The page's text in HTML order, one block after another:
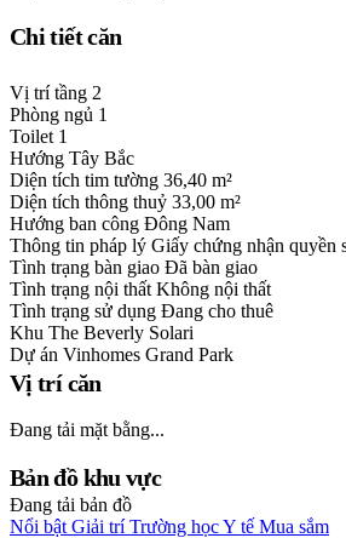
Chi tiết căn
Vị trí tầng 2
Phòng ngủ 1
Toilet 1
Hướng Tây Bắc
Diện tích tim tường 36,40 m²
Diện tích thông thuỷ 33,00 m²
Hướng ban công Đông Nam
Thông tin pháp lý Giấy chứng nhận quyền
Tình trạng bàn giao Đã bàn giao
Tình trạng nội thất Không nội thất
Tình trạng sử dụng Đang cho thuê
Khu The Beverly Solari
Dự án Vinhomes Grand Park
Vị trí căn
Đang tải mặt bằng...
Bản đồ khu vực
Đang tải bản đồ
Nổi bật Giải trí Trường họcY tế Mua sắm